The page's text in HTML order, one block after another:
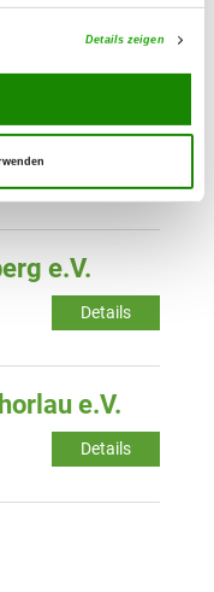
Details zeigen
Details
e.V.
Details
e.V.
Details